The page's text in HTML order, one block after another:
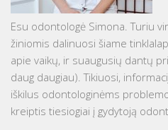
Esu odontologė Simona. Turiu
žiniomis dalinuosi šiame
apie vaikų, ir suaugusių dantų
daug daugiau). Tikiuosi,
iškilus odontologinėms
kreiptis tiesiogiai į gydytoją